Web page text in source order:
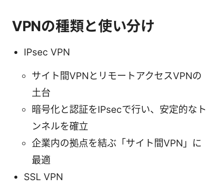
VPNの種類と使い分け
IPsec VPN
サイト間VPNとリモートアクセスVPNの
土台
暗号化と認証をIPsecで行い、安定的なト
ンネルを確立
企業内の拠点を結ぶ「サイト間VPN」に
最適
SSL VPN